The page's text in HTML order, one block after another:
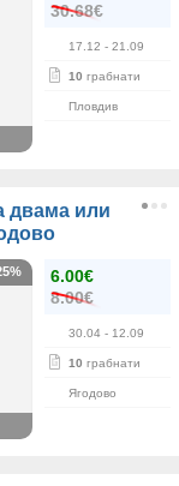
30.68€
17.12 - 21.09
10 грабнати
Пловдив
двама или
6.00€
8.00€
30.04 - 12.09
10 грабнати
Ягодово